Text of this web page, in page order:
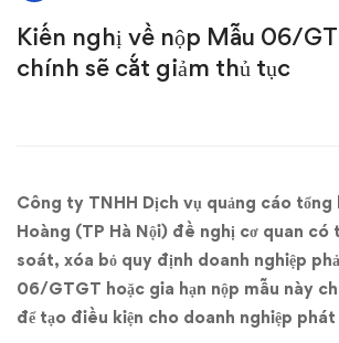
về
nộp
Bộ
Tài
chính
Kiến nghị về nộp Mẫu 06/
chính sẽ cắt giảm thủ tục
Công ty TNHH Dịch vụ quảng cáo tổng
Hoàng (TP Hà Nội) đề nghị cơ quan có
soát, xóa bỏ quy định doanh nghiệp
06/GTGT hoặc gia hạn nộp mẫu này
để tạo điều kiện cho doanh nghiệp phát